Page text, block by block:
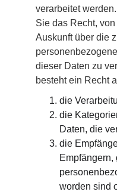
verarbeitet
Sie das Recht,
Auskunft über die
dieser Daten zu
besteht ein Recht
die
die
Daten, die
die
worden sind